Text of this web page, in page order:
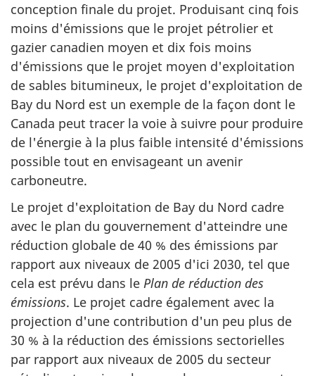
conception finale du projet. Produisant cinq fois
moins d'émissions que le projet pétrolier et
gazier canadien moyen et dix fois moins
d'émissions que le projet moyen d'exploitation
de sables bitumineux, le projet d'exploitation de
Bay du Nord est un exemple de la façon dont le
Canada peut tracer la voie à suivre pour produire
de l'énergie à la plus faible intensité d'émissions
possible tout en envisageant un avenir
carboneutre.
Le projet d'exploitation de Bay du Nord cadre
avec le plan du gouvernement d'atteindre une
réduction globale de 40 % des émissions par
rapport aux niveaux de 2005 d'ici 2030, tel que
cela est prévu dans le Plan de réduction des
émissions. Le projet cadre également avec la
projection d'une contribution d'un peu plus de
30 % à la réduction des émissions sectorielles
par rapport aux niveaux de 2005 du secteur